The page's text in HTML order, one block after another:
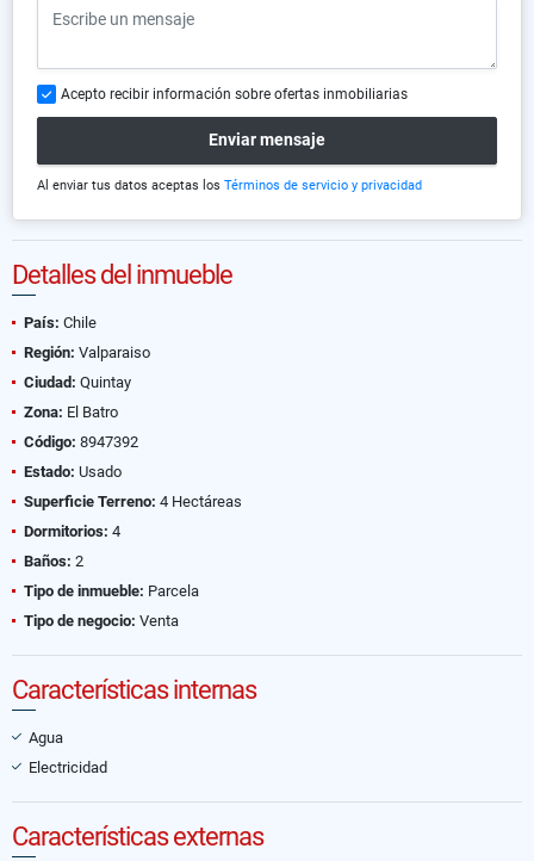
Acepto recibir información sobre ofertas inmobiliarias
Enviar mensaje
Al enviar tus datos aceptas los Términos de servicio y privacidad
Detalles del inmueble
País: Chile
Región: Valparaiso
Ciudad: Quintay
Zona: El Batro
Código: 8947392
Estado: Usado
Superficie Terreno: 4 Hectáreas
Dormitorios: 4
Baños: 2
Tipo de inmueble: Parcela
Tipo de negocio: Venta
Características internas
Agua
Electricidad
Características externas